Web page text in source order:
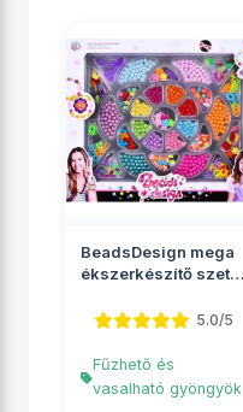
BeadsDesign mega
ékszerkészítő szett
5.0/5
Fűzhető és
vasalható gyöngyök